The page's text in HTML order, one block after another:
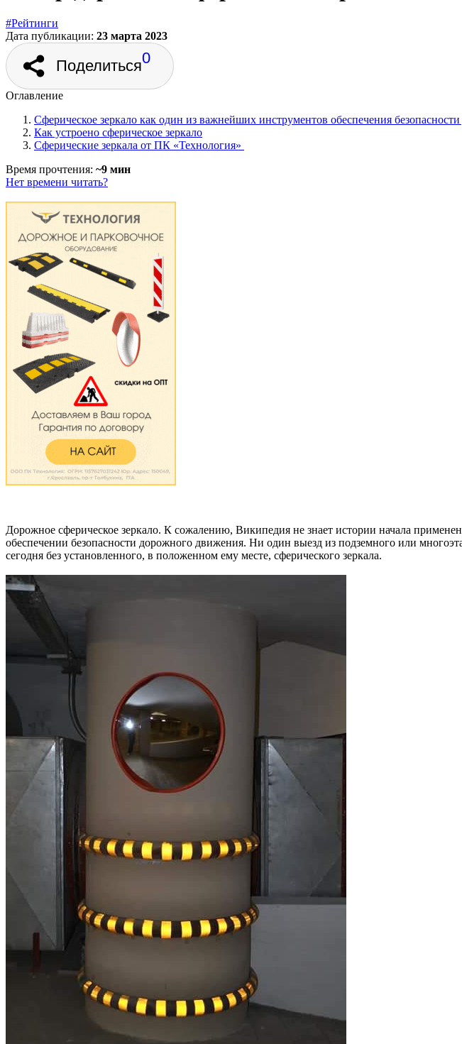
#Рейтинги
Дата публикации: 23 марта 2023
Поделиться0
Оглавление
Сферическое зеркало как один из важнейших инструментов обеспечения
Как устроено сферическое зеркало
Сферические зеркала от ПК «Технология»
Время прочтения: ~9 мин
Нет времени читать?
Дорожное сферическое зеркало. К сожалению, Википедия не знает истории начала
обеспечении безопасности дорожного движения. Ни один выезд из подземного или
сегодня без установленного, в положенном ему месте, сферического зеркала.